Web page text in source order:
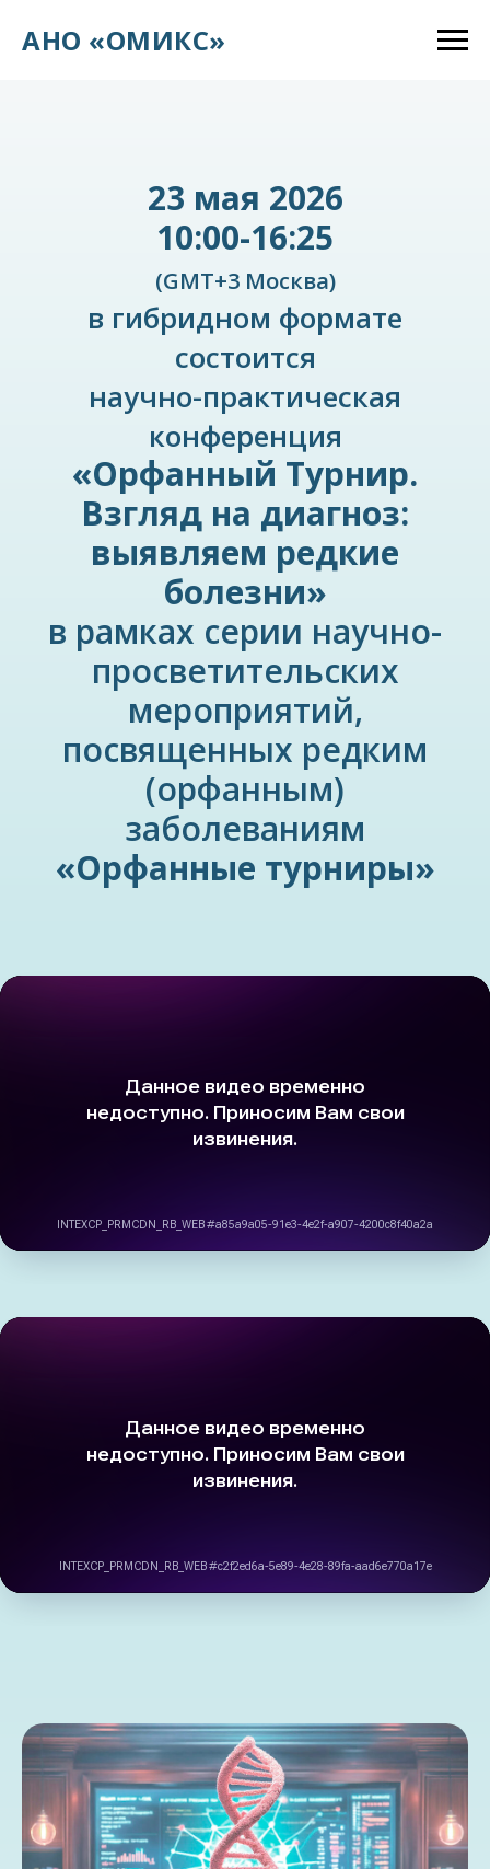
АНО «ОМИКС»
23 мая 2026
10:00-16:25
(GMT+3 Москва)
в гибридном формате
состоится
научно-практическая
конференция
«Орфанный Турнир.
Взгляд на диагноз:
выявляем редкие
болезни»
в рамках серии научно-
просветительских
мероприятий,
посвященных редким
(орфанным)
заболеваниям
«Орфанные турниры»